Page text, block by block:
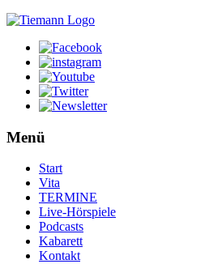
Menü
Start
Vita
TERMINE
Live-Hörspiele
Podcasts
Kabarett
Kontakt